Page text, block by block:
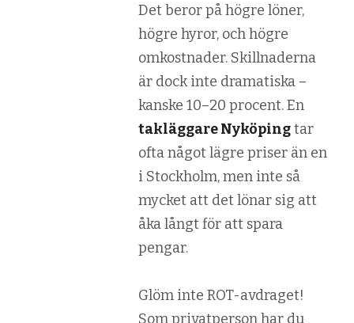
Det beror på högre löner,
högre hyror, och högre
omkostnader. Skillnaderna
är dock inte dramatiska –
kanske 10–20 procent. En
takläggare Nyköpingtar
ofta något lägre priser än en
i Stockholm, men inte så
mycket att det lönar sig att
åka långt för att spara
pengar.
Glöm inte ROT-avdraget!
Som privatperson har du